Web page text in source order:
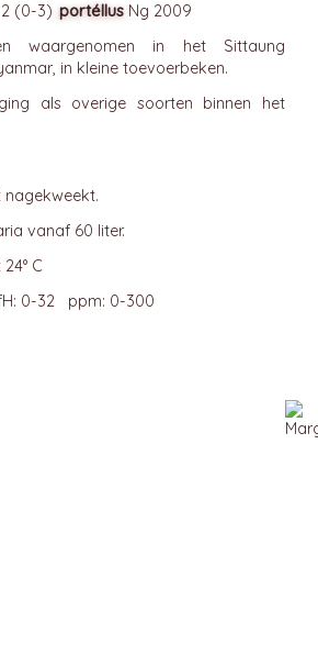
portéllus Ng 2009
waargenomen in het Sittaung
in kleine toevoerbeken.
als overige soorten binnen het
nagekweekt.
vanaf 60 liter.
C
0-32 ppm: 0-300